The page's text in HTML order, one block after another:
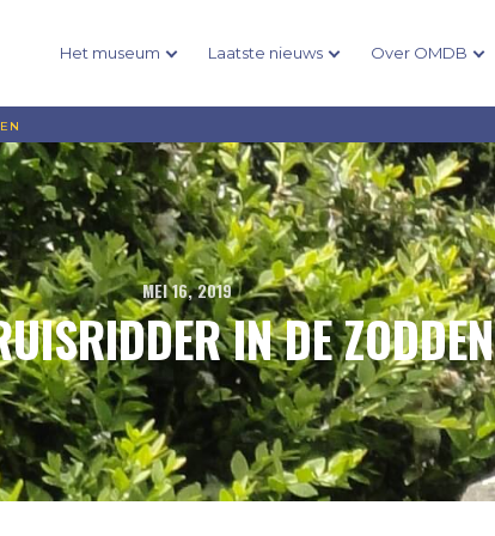
Het museum Laatste nieuws Over OMDB
MEI 16, 2019
IN DE ZODDEN